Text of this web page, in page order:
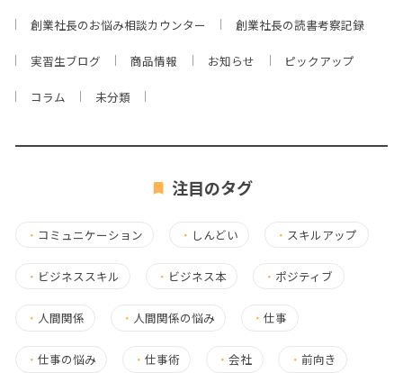
創業社長のお悩み相談カウンター 創業社長の読書考察記録
実習生ブログ 商品情報 お知らせ ピックアップ
コラム 未分類
注目のタグ
・ コミュニケーション ・ しんどい ・ スキルアップ
・ ビジネススキル ・ ビジネス本 ・ ポジティブ
・ 人間関係 ・ 人間関係の悩み ・仕事
・ 仕事の悩み ・仕事術 ・会社 ・ 前向き